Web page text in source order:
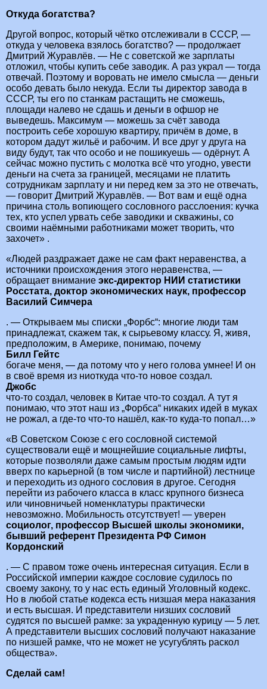
Откуда богатства?
Другой вопрос, который чётко отслеживали в СССР, —
откуда у человека взялось богатство? — продолжает
Дмитрий Журавлёв. — Не с советской же зарплаты
отложил, чтобы купить себе заводик. А раз украл — тогда
отвечай. Поэтому и воровать не имело смысла — деньги
особо девать было некуда. Если ты директор завода в
СССР, ты его по станкам растащить не сможешь,
площади налево не сдашь и деньги в офшор не
выведешь. Максимум — можешь за счёт завода
построить себе хорошую квартиру, причём в доме, в
котором дадут жильё и рабочим. И все друг у друга на
виду будут, так что особо и не пошикуешь — одёрнут. А
сейчас можно пустить с молотка всё что угодно, увести
деньги на счета за границей, месяцами не платить
сотрудникам зарплату и ни перед кем за это не отвечать,
— говорит Дмитрий Журавлёв. — Вот вам и ещё одна
причина столь вопиющего сословного расслоения: кучка
тех, кто успел урвать себе заводики и скважины, со
своими наёмными работниками может творить, что
захочет» .
«Людей раздражает даже не сам факт неравенства, а
источники происхождения этого неравенства, —
обращает внимание экс-директор НИИ статистики
Росстата, доктор экономических наук, профессор
Василий Симчера
. — Открываем мы списки „Форбс“: многие люди там
принадлежат, скажем так, к сырьевому классу. Я, живя,
предположим, в Америке, понимаю, почему
Билл Гейтс
богаче меня, — да потому что у него голова умнее! И он
в своё время из ниоткуда что-то новое создал.
Джобс
что-то создал, человек в Китае что-то создал. А тут я
понимаю, что этот наш из „Форбса“ никаких идей в муках
не рожал, а где-то что-то нашёл, как-то куда-то попал…»
«В Советском Союзе с его сословной системой
существовали ещё и мощнейшие социальные лифты,
которые позволяли даже самым простым людям идти
вверх по карьерной (в том числе и партийной) лестнице
и переходить из одного сословия в другое. Сегодня
перейти из рабочего класса в класс крупного бизнеса
или чиновничьей номенклатуры практически
невозможно. Мобильность отсутствует! — уверен
социолог, профессор Высшей школы экономики,
бывший референт Президента РФ Симон
Кордонский
. — С правом тоже очень интересная ситуация. Если в
Российской империи каждое сословие судилось по
своему закону, то у нас есть единый Уголовный кодекс.
Но в любой статье кодекса есть низшая мера наказания
и есть высшая. И представители низших сословий
судятся по высшей рамке: за украденную курицу — 5 лет.
А представители высших сословий получают наказание
по низшей рамке, что не может не усугублять раскол
общества».
Сделай сам!